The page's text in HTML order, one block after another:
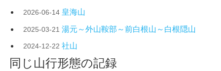
2026-06-14 皇海山
2025-03-21 湯元～外山鞍部～前白根山～白根隠山
2024-12-22 社山
同じ山行形態の記録